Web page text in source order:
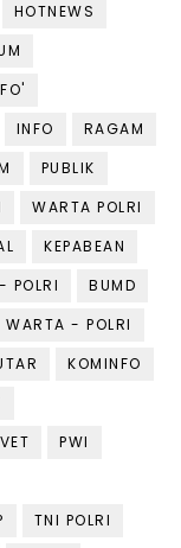
HOTNEWS
INFO
RAGAM
PUBLIK
WARTA POLRI
KEPABEAN
POLRI
BUMD
WARTA - POLRI
KOMINFO
PWI
TNI POLRI